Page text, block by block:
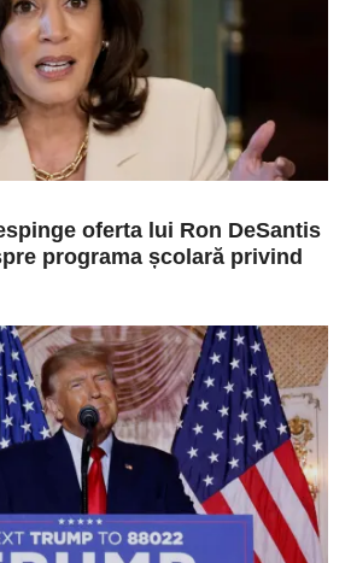
oferta lui Ron DeSantis
programa școlară privind
Ron DeSantis, după ce
să...